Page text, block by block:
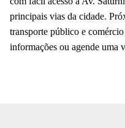
principais vias da cidade.
transporte público e
informações ou agende uma